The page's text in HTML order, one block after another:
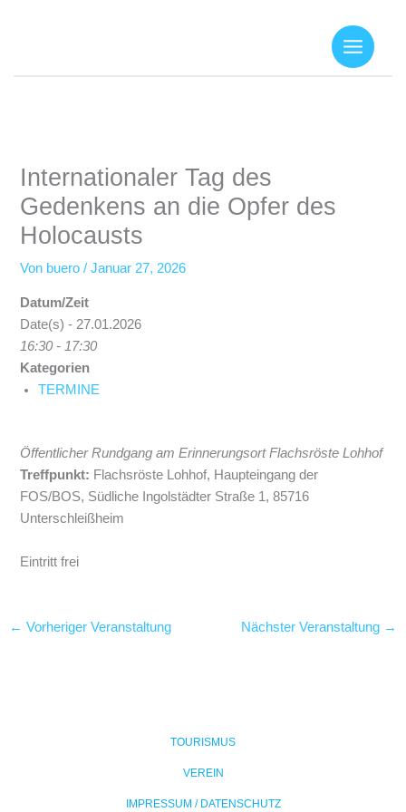
Internationaler Tag des
Gedenkens an die Opfer des
Holocausts
Von buero/Januar 27, 2026
Datum/Zeit
Date(s) - 27.01.2026
16:30 - 17:30
Kategorien
TERMINE
Öffentlicher Rundgang am Erinnerungsort Flachsröste Lohhof
Treffpunkt: Flachsröste Lohhof, Haupteingang der
FOS/BOS, Südliche Ingolstädter Straße 1, 85716
Unterschleißheim
Eintritt frei
← Vorheriger Veranstaltung Nächster Veranstaltung →
TOURISMUS
VEREIN
IMPRESSUM / DATENSCHUTZ